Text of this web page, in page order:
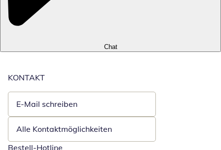
Chat
KONTAKT
E-Mail schreiben
Öffnet E-Mail-Client
Alle Kontaktmöglichkeiten
Bestell-Hotline